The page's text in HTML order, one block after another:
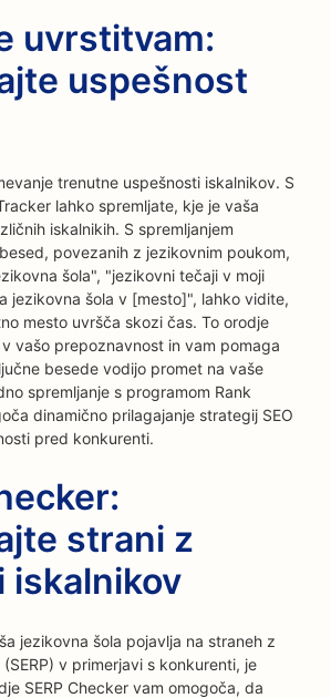
uvrstitvam:
uspešnost
trenutne uspešnosti iskalnikov. S
lahko spremljate, kje je vaša
iskalnikih. S spremljanjem
povezanih z jezikovnim poukom,
šola", "jezikovni tečaji v moji
jezikovna šola v [mesto]", lahko vidite,
mesto uvršča skozi čas. To orodje
vašo prepoznavnost in vam pomaga
besede vodijo promet na vaše
spremljanje s programom Rank
dinamično prilagajanje strategij SEO
pred konkurenti.
strani z
iskalnikov
jezikovna šola pojavlja na straneh z
v primerjavi s konkurenti, je
SERP Checker vam omogoča, da